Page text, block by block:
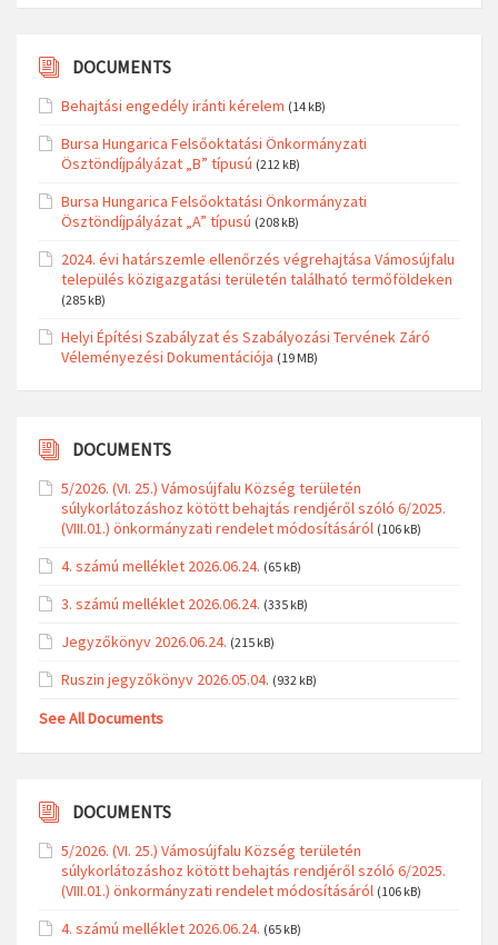
DOCUMENTS
Behajtási engedély iránti kérelem (14 kB)
Bursa Hungarica Felsőoktatási Önkormányzati
Ösztöndíjpályázat „B” típusú (212 kB)
Bursa Hungarica Felsőoktatási Önkormányzati
Ösztöndíjpályázat „A” típusú (208 kB)
2024. évi határszemle ellenőrzés végrehajtása Vámosújfalu
település közigazgatási területén található termőföldeken
(285 kB)
Helyi Építési Szabályzat és Szabályozási Tervének Záró
Véleményezési Dokumentációja (19 MB)
DOCUMENTS
5/2026. (VI. 25.) Vámosújfalu Község területén
súlykorlátozáshoz kötött behajtás rendjéről szóló 6/2025.
(VIII.01.) önkormányzati rendelet módosításáról (106 kB)
4. számú melléklet 2026.06.24. (65 kB)
3. számú melléklet 2026.06.24. (335 kB)
Jegyzőkönyv 2026.06.24. (215 kB)
Ruszin jegyzőkönyv 2026.05.04. (932 kB)
See All Documents
DOCUMENTS
5/2026. (VI. 25.) Vámosújfalu Község területén
súlykorlátozáshoz kötött behajtás rendjéről szóló 6/2025.
(VIII.01.) önkormányzati rendelet módosításáról (106 kB)
4. számú melléklet 2026.06.24. (65 kB)